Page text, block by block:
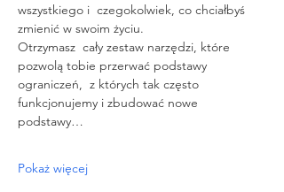
wszystkiego i  czegokolwiek, co chciałbyś
zmienić w swoim życiu.
Otrzymasz  cały zestaw narzędzi, które
pozwolą tobie przerwać podstawy
ograniczeń,  z których tak często
funkcjonujemy i zbudować nowe
podstawy…
Pokaż więcej